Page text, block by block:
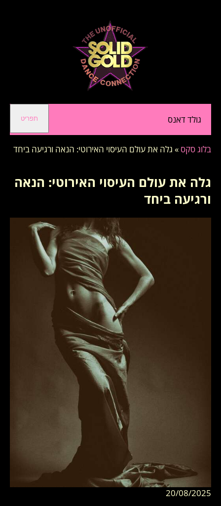
גולד דאנס תפריט
בלוג סקס » גלה את עולם העיסוי האירוטי: הנאה ורגיעה ביחד
גלה את עולם העיסוי האירוטי: הנאה
ורגיעה ביחד
20/08/2025